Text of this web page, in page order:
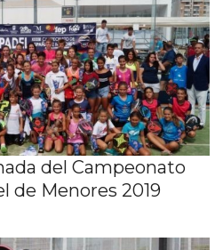
del Campeonato
de Menores 2019